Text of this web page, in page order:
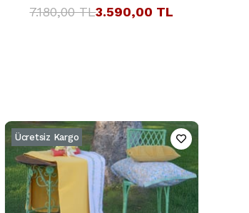
3.590,00 TL
7.180,00 TL
Ücretsiz Kargo